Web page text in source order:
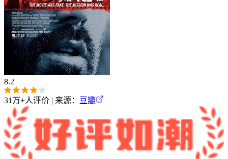
8.2
31万+人评价 | 来源： 豆瓣